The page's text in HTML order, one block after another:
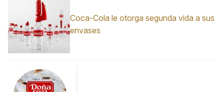
Coca-Cola le otorga segunda vida a sus
envases